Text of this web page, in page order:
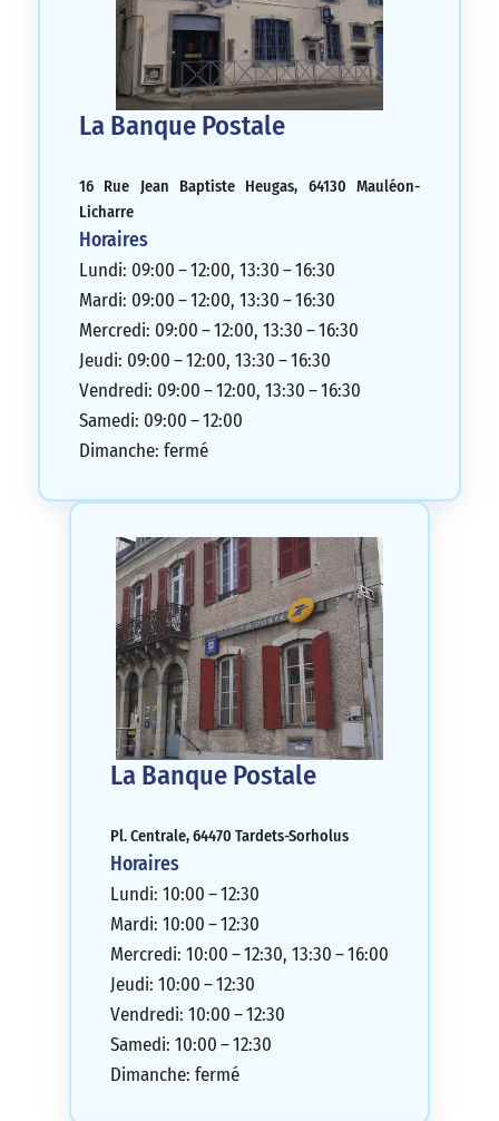
La Banque Postale
16 Rue Jean Baptiste Heugas, 64130 Mauléon-
Licharre
Horaires
Lundi: 09:00 – 12:00, 13:30 – 16:30
Mardi: 09:00 – 12:00, 13:30 – 16:30
Mercredi: 09:00 – 12:00, 13:30 – 16:30
Jeudi: 09:00 – 12:00, 13:30 – 16:30
Vendredi: 09:00 – 12:00, 13:30 – 16:30
Samedi: 09:00 – 12:00
Dimanche: fermé
La Banque Postale
Pl. Centrale, 64470 Tardets-Sorholus
Horaires
Lundi: 10:00 – 12:30
Mardi: 10:00 – 12:30
Mercredi: 10:00 – 12:30, 13:30 – 16:00
Jeudi: 10:00 – 12:30
Vendredi: 10:00 – 12:30
Samedi: 10:00 – 12:30
Dimanche: fermé